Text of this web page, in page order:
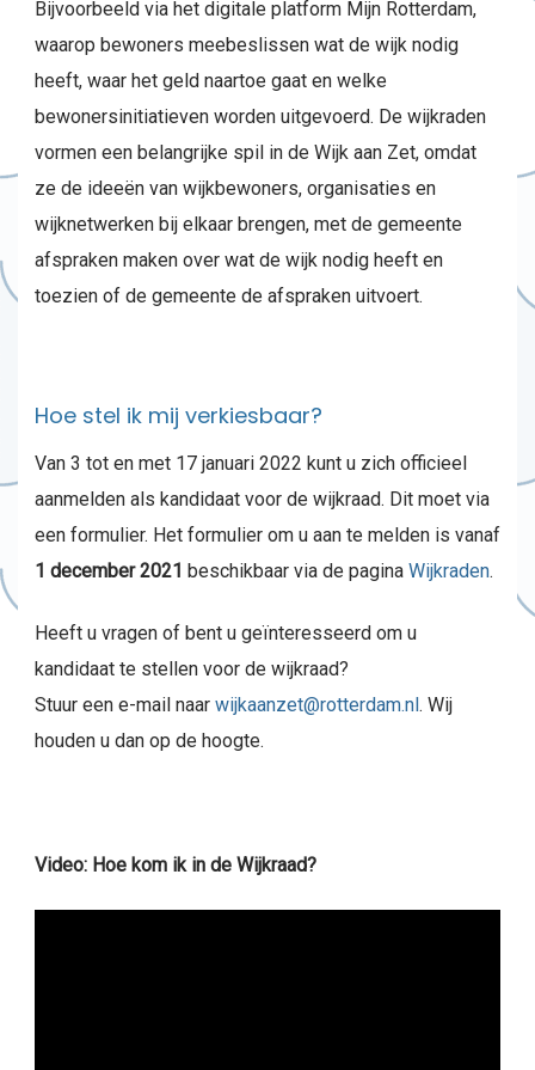
Bijvoorbeeld via het digitale platform Mijn Rotterdam,
waarop bewoners meebeslissen wat de wijk nodig
heeft, waar het geld naartoe gaat en welke
bewonersinitiatieven worden uitgevoerd. De wijkraden
vormen een belangrijke spil in de Wijk aan Zet, omdat
ze de ideeën van wijkbewoners, organisaties en
wijknetwerken bij elkaar brengen, met de gemeente
afspraken maken over wat de wijk nodig heeft en
toezien of de gemeente de afspraken uitvoert.
Hoe stel ik mij verkiesbaar?
Van 3 tot en met 17 januari 2022 kunt u zich officieel
aanmelden als kandidaat voor de wijkraad. Dit moet via
een formulier. Het formulier om u aan te melden is vanaf
1 december 2021 beschikbaar via de pagina Wijkraden.
Heeft u vragen of bent u geïnteresseerd om u
kandidaat te stellen voor de wijkraad?
Stuur een e-mail naar wijkaanzet@rotterdam.nl. Wij
houden u dan op de hoogte.
Video: Hoe kom ik in de Wijkraad?